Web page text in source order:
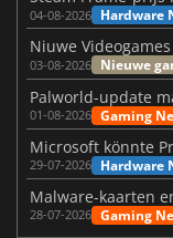
04-08-2026 Hardware
03-08-2026 Nieuwe
01-08-2026 Gaming
29-07-2026 Hardware
28-07-2026 Gaming